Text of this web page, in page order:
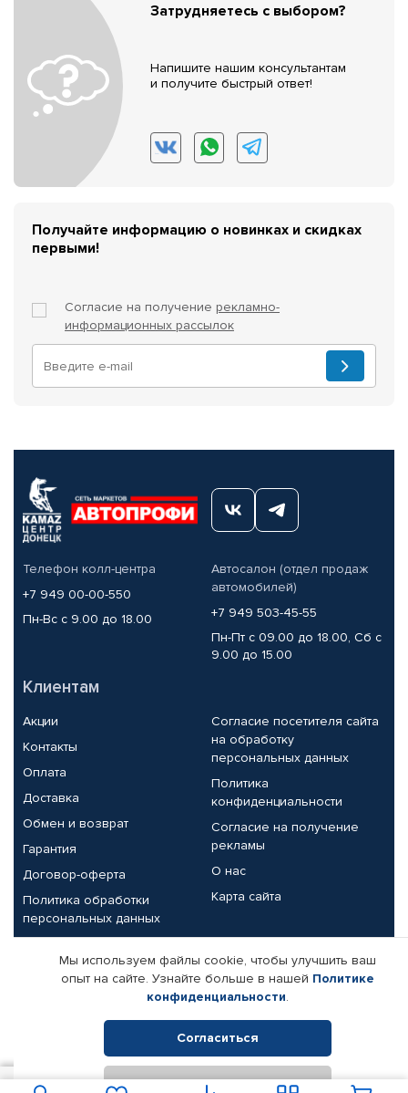
Затрудняетесь с выбором?
Напишите нашим консультантам
и получите быстрый ответ!
Получайте информацию о новинках и скидках
первыми!
Согласие на получение рекламно-
информационных рассылок
Телефон колл-центра
+7 949 00-00-550
Пн-Вс с 9.00 до 18.00
Автосалон (отдел продаж
автомобилей)
+7 949 503-45-55
Пн-Пт с 09.00 до 18.00, Сб с
9.00 до 15.00
Клиентам
Акции
Контакты
Оплата
Доставка
Обмен и возврат
Гарантия
Договор-оферта
Политика обработки
персональных данных
Согласие посетителя сайта
на обработку
персональных данных
Политика
конфиденциальности
Согласие на получение
рекламы
О нас
Карта сайта
Партнерам
Корпоративным клиентам
Поставщикам
Реквизиты компании
© КАМАЗ ЦЕНТР ДОНЕЦК, 2015-2026. Все права защищены.
Мы используем файлы cookie, чтобы улучшить ваш
опыт на сайте. Узнайте больше в нашей Политике
конфиденциальности.
Согласиться
Отклонить